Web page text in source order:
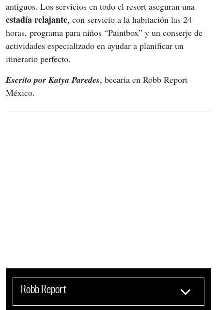
antiguos. Los servicios en todo el resort aseguran una
estadía relajante, con servicio a la habitación las 24
horas, programa para niños “Paintbox” y un conserje de
actividades especializado en ayudar a planificar un
itinerario perfecto.
Escrito por Katya Paredes, becaria en Robb Report
México.
Robb Report